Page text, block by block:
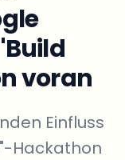
voran
Einfluss
Hackathon